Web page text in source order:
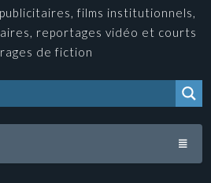
films institutionnels,
reportages vidéo et courts
de fiction